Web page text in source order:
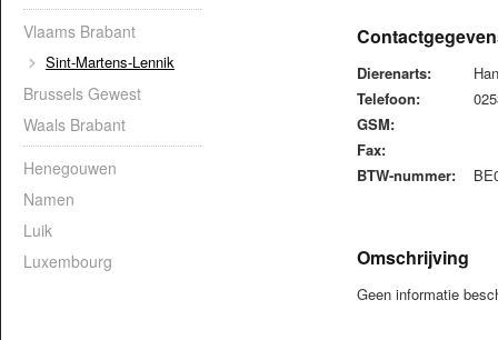
Vlaams Brabant
Sint-Martens-Lennik
Brussels Gewest
Waals Brabant
Henegouwen
Namen
Luik
Luxembourg
Dierenarts:
Telefoon:
GSM:
Fax:
BTW-nummer:
Omschrijving
Geen informatie